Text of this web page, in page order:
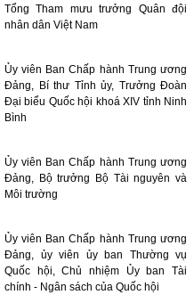
Tổng Tham mưu trưởng Quân đội
nhân dân Việt Nam
Ủy viên Ban Chấp hành Trung ương
Đảng, Bí thư Tỉnh ủy, Trưởng Đoàn
Đại biểu Quốc hội khoá XIV tỉnh Ninh
Bình
Ủy viên Ban Chấp hành Trung ương
Đảng, Bộ trưởng Bộ Tài nguyên và
Môi trường
Ủy viên Ban Chấp hành Trung ương
Đảng, ủy viên ủy ban Thường vụ
Quốc hội, Chủ nhiệm Ủy ban Tài
chính - Ngân sách của Quốc hội